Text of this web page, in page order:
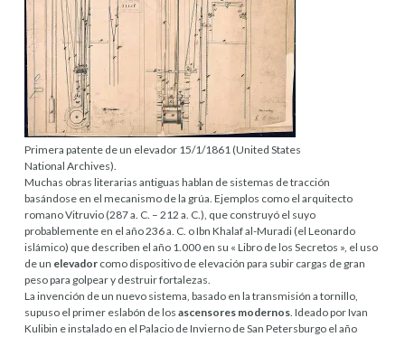
Primera patente de un elevador 15/1/1861 (United States
National Archives).
Muchas obras literarias antiguas hablan de sistemas de tracción
basándose en el mecanismo de la grúa. Ejemplos como el arquitecto
romano Vitruvio (287 a. C. – 212 a. C.), que construyó el suyo
probablemente en el año 236 a. C. o Ibn Khalaf al-Muradi (el Leonardo
islámico) que describen el año 1.000 en su « Libro de los Secretos », el uso
de un elevador como dispositivo de elevación para subir cargas de gran
peso para golpear y destruir fortalezas.
La invención de un nuevo sistema, basado en la transmisión a tornillo,
supuso el primer eslabón de losascensores modernos. Ideado por Ivan
Kulibin e instalado en el Palacio de Invierno de San Petersburgo el año